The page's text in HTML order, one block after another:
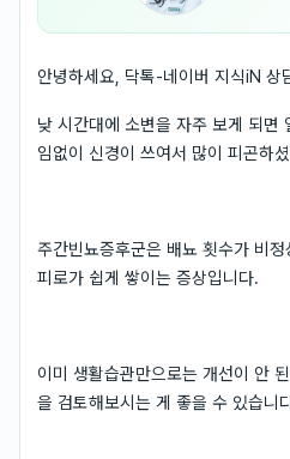
안녕하세요, 닥톡-네이버 지식iN 상
낮 시간대에 소변을 자주 보게 되면
임없이 신경이 쓰여서 많이 피곤하
주간빈뇨증후군은 배뇨 횟수가 비
피로가 쉽게 쌓이는 증상입니다.
이미 생활습관만으로는 개선이 안
을 검토해보시는 게 좋을 수 있습니